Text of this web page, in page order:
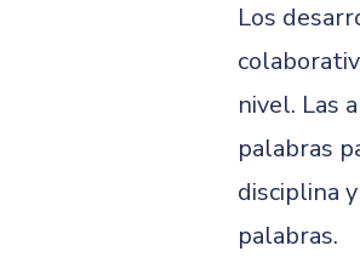
Los
nivel. Las
palabras
disciplina
palabras.